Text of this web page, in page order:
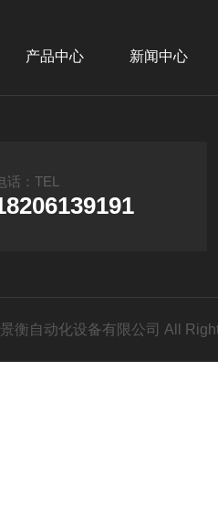
产品中心 新闻中心
话：TEL
衡自动化设备有限公司 All